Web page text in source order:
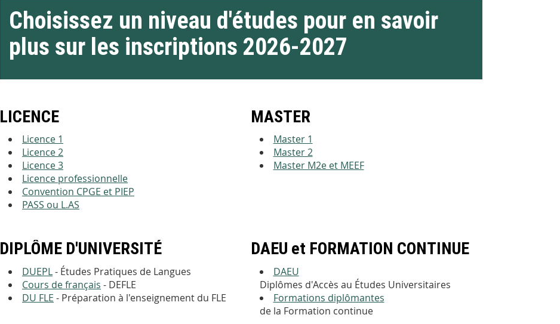
Choisissez un niveau d'études pour en savoir
plus sur les inscriptions 2026-2027
LICENCE
Licence 1
Licence 2
Licence 3
Licence professionnelle
Convention CPGE et PIEP
PASS ou L.AS
MASTER
Master 1
Master 2
Master M2e et MEEF
DIPLÔME D'UNIVERSITÉ
DUEPL- Études Pratiques de Langues
Cours de français - DEFLE
DU FLE - Préparation à l'enseignement du FLE
DAEU et FORMATION CONTINUE
DAEU
Diplômes d'Accès au Études Universitaires
Formations diplômantes
de la Formation continue